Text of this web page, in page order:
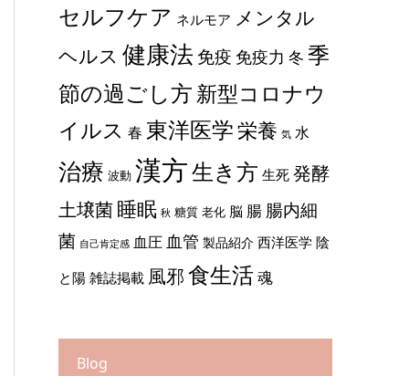
セルフケア ネルモア メンタル
ヘルス 健康法免疫 免疫力 冬 季
節の過ごし方新型コロナウ
イルス 春 東洋医学栄養 気 水
治療 波動 漢方生き方 生死発酵
土壌菌睡眠 秋 糖質 老化 脳 腸 腸内細
菌 自己肯定感 血圧 血管 製品紹介 西洋医学陰
と陽雑誌掲載 風邪食生活魂
Blog